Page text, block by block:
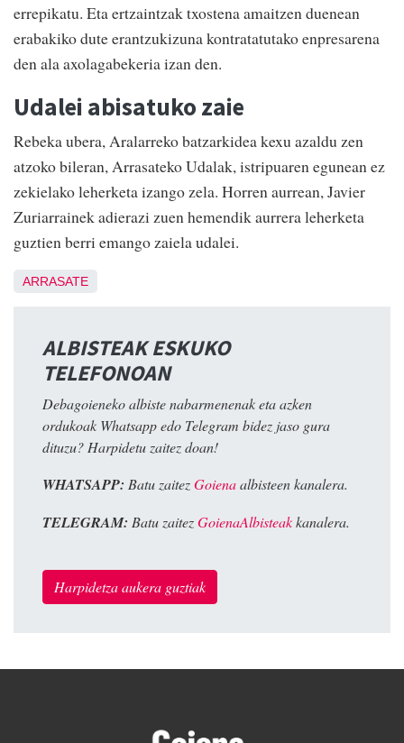
errepikatu. Eta ertzaintzak txostena amaitzen duenean
erabakiko dute erantzukizuna kontratatutako enpresarena
den ala axolagabekeria izan den.
Udalei abisatuko zaie
Rebeka ubera, Aralarreko batzarkidea kexu azaldu zen
atzoko bileran, Arrasateko Udalak, istripuaren egunean ez
zekielako leherketa izango zela. Horren aurrean, Javier
Zuriarrainek adierazi zuen hemendik aurrera leherketa
guztien berri emango zaiela udalei.
ARRASATE
ALBISTEAK ESKUKO
TELEFONOAN
Debagoieneko albiste nabarmenenak eta azken
ordukoak Whatsapp edo Telegram bidez jaso gura
dituzu? Harpidetu zaitez doan!
WHATSAPP: Batu zaitezGoienaalbisteen kanalera.
TELEGRAM: Batu zaitezGoienaAlbisteakkanalera.
Harpidetza aukera guztiak